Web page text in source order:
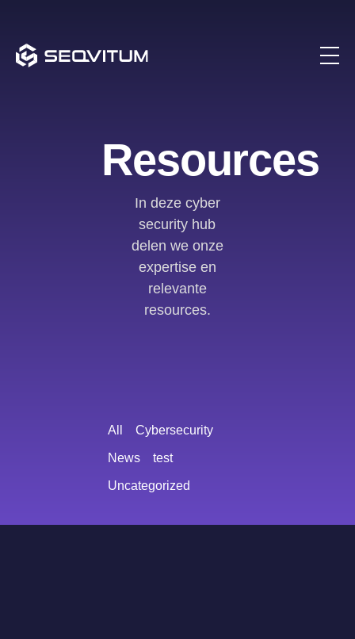
Resources
In deze cyber
security hub
delen we onze
expertise en
relevante
resources.
Cybersecurity
News test
Uncategorized
All